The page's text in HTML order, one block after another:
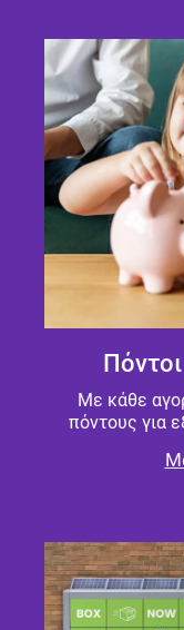
Με κάθε
πόντους για